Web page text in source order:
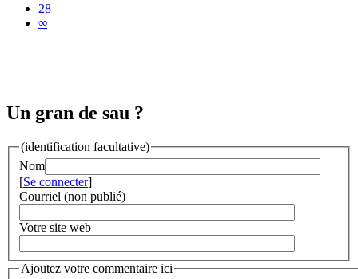
28
∞
Un gran de sau ?
(identification facultative)
Nom
[Se connecter]
Courriel (non publié)
Votre site web
Ajoutez votre commentaire ici